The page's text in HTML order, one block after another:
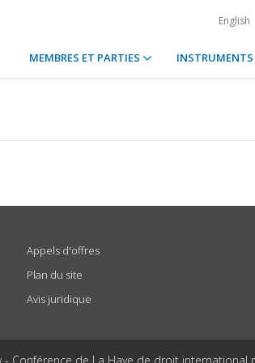
English
MEMBRES ET PARTIES INSTRUMENTS
Appels d'offres
Plan du site
Avis juridique